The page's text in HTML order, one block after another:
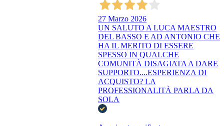
27 Marzo 2026
UN SALUTO A LUCA MAESTRO
DEL BASSO E AD ANTONIO CHE
HA IL MERITO DI ESSERE
SPESSO IN QUALCHE
COMUNITÀ DISAGIATA A DARE
SUPPORTO....ESPERIENZA DI
ACQUISTO? LA
PROFESSIONALITÀ PARLA DA
SOLA